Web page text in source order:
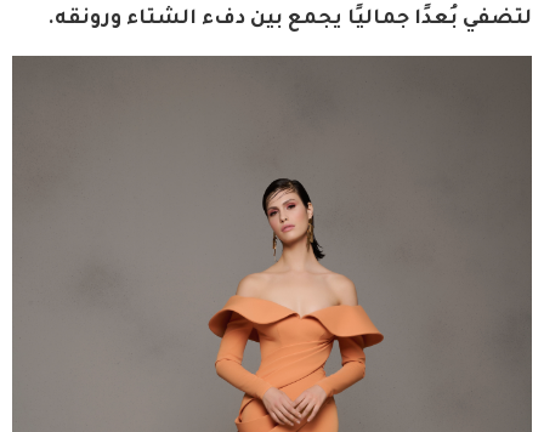
لتضفي بُعدًا جماليًا يجمع بين دفء الشتاء ورونقه.